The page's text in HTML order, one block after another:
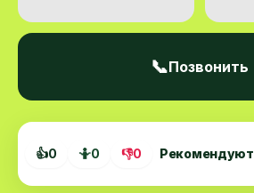
👍0 🤷0 👎0 Рекомендуют
📞Позвонить